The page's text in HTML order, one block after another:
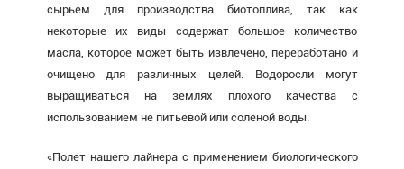
сырьем для производства биотоплива, так как
некоторые их виды содержат большое количество
масла, которое может быть извлечено, переработано и
очищено для различных целей. Водоросли могут
выращиваться на землях плохого качества с
использованием не питьевой или соленой воды.
«Полет нашего лайнера с применением биологического